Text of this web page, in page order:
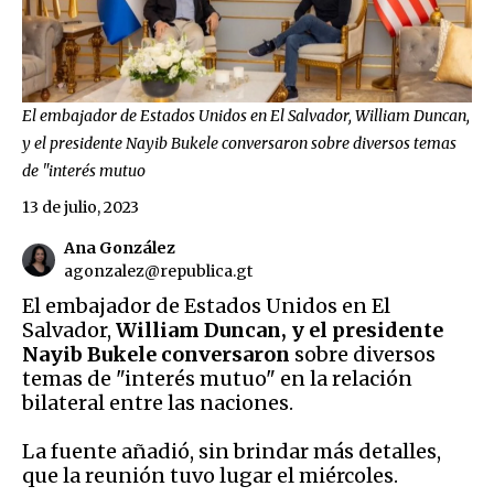
El embajador de Estados Unidos en El Salvador, William Duncan,
y el presidente Nayib Bukele conversaron sobre diversos temas
de "interés mutuo
Ana González
agonzalez@republica.gt
13 de julio, 2023
El embajador de Estados Unidos en El
Salvador, William Duncan, y el presidente
Nayib Bukele conversaron sobre diversos
temas de "interés mutuo" en la relación
bilateral entre las naciones.
La fuente añadió, sin brindar más detalles,
que la reunión tuvo lugar el miércoles.